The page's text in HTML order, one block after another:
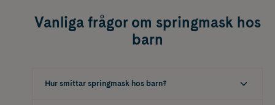
Vanliga frågor om springmask hos
barn
Hur smittar springmask hos barn?